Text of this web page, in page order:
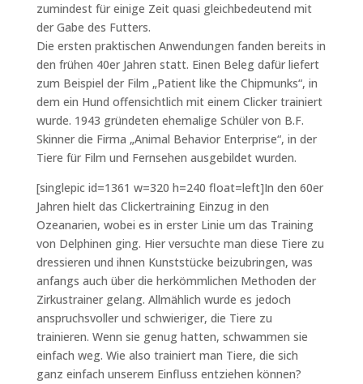
zumindest für einige Zeit quasi gleichbedeutend mit
der Gabe des Futters.
Die ersten praktischen Anwendungen fanden bereits in
den frühen 40er Jahren statt. Einen Beleg dafür liefert
zum Beispiel der Film „Patient like the Chipmunks“, in
dem ein Hund offensichtlich mit einem Clicker trainiert
wurde. 1943 gründeten ehemalige Schüler von B.F.
Skinner die Firma „Animal Behavior Enterprise“, in der
Tiere für Film und Fernsehen ausgebildet wurden.
[singlepic id=1361 w=320 h=240 float=left]In den 60er
Jahren hielt das Clickertraining Einzug in den
Ozeanarien, wobei es in erster Linie um das Training
von Delphinen ging. Hier versuchte man diese Tiere zu
dressieren und ihnen Kunststücke beizubringen, was
anfangs auch über die herkömmlichen Methoden der
Zirkustrainer gelang. Allmählich wurde es jedoch
anspruchsvoller und schwieriger, die Tiere zu
trainieren. Wenn sie genug hatten, schwammen sie
einfach weg. Wie also trainiert man Tiere, die sich
ganz einfach unserem Einfluss entziehen können?